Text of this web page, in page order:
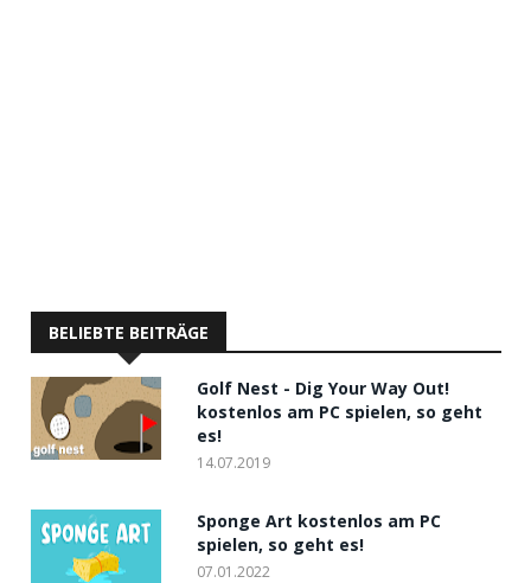
BELIEBTE BEITRÄGE
Golf Nest - Dig Your Way Out!
kostenlos am PC spielen, so geht
es!
14.07.2019
Sponge Art kostenlos am PC
spielen, so geht es!
07.01.2022